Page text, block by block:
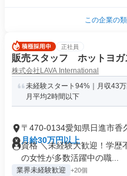
この企業の
正社員
販売スタッフ ホットヨガ
株式会社LAVA International
未経験スタート94%｜月収43
月平均2時間以下
〒470-0134愛知県日進市香
月給30万円以上
資格 ＼未経験大歓迎！学歴
の女性が多数活躍中の職...
業界未経験歓迎 +20個